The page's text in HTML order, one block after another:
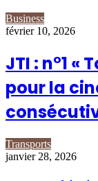
Business
février 10, 2026
JTI : n°1 «
pour la
Transports
janvier 28, 2026